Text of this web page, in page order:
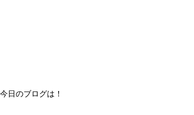
今日のブログは！